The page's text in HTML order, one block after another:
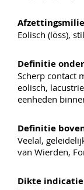
Eolisch (löss),
Definitie
Scherp contact
eolisch,
eenheden
Definitie
Veelal,
van Wierden,
Dikte indicatie